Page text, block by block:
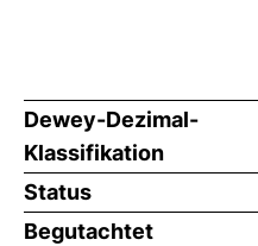
Dewey-Dezimal-
Klassifikation
Status
Begutachtet